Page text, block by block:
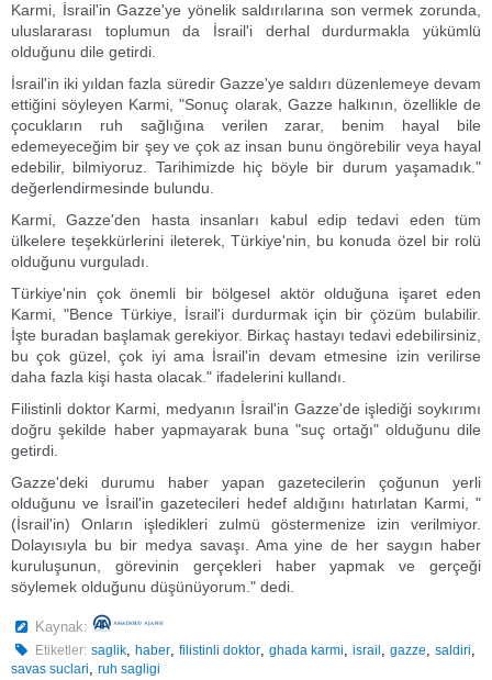
Karmi, İsrail'in Gazze'ye yönelik saldırılarına son vermek zorunda,
uluslararası toplumun da İsrail'i derhal durdurmakla yükümlü
olduğunu dile getirdi.
İsrail'in iki yıldan fazla süredir Gazze'ye saldırı düzenlemeye devam
ettiğini söyleyen Karmi, "Sonuç olarak, Gazze halkının, özellikle de
çocukların ruh sağlığına verilen zarar, benim hayal bile
edemeyeceğim bir şey ve çok az insan bunu öngörebilir veya hayal
edebilir, bilmiyoruz. Tarihimizde hiç böyle bir durum yaşamadık."
değerlendirmesinde bulundu.
Karmi, Gazze'den hasta insanları kabul edip tedavi eden tüm
ülkelere teşekkürlerini ileterek, Türkiye'nin, bu konuda özel bir rolü
olduğunu vurguladı.
Türkiye'nin çok önemli bir bölgesel aktör olduğuna işaret eden
Karmi, "Bence Türkiye, İsrail'i durdurmak için bir çözüm bulabilir.
İşte buradan başlamak gerekiyor. Birkaç hastayı tedavi edebilirsiniz,
bu çok güzel, çok iyi ama İsrail'in devam etmesine izin verilirse
daha fazla kişi hasta olacak." ifadelerini kullandı.
Filistinli doktor Karmi, medyanın İsrail'in Gazze'de işlediği soykırımı
doğru şekilde haber yapmayarak buna "suç ortağı" olduğunu dile
getirdi.
Gazze'deki durumu haber yapan gazetecilerin çoğunun yerli
olduğunu ve İsrail'in gazetecileri hedef aldığını hatırlatan Karmi, "
(İsrail'in) Onların işledikleri zulmü göstermenize izin verilmiyor.
Dolayısıyla bu bir medya savaşı. Ama yine de her saygın haber
kuruluşunun, görevinin gerçekleri haber yapmak ve gerçeği
söylemek olduğunu düşünüyorum." dedi.
Kaynak:
Etiketler: saglik,haber,filistinli doktor,ghada karmi,israil ,gazze,saldiri,
savas suclari, ruh sagligi